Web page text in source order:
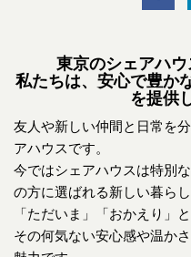
東京のシェアハ
私たちは、安心で豊か
を提供
友人や新しい仲間と日常を
アハウスです。
今ではシェアハウスは特別
の方に選ばれる新しい暮ら
「ただいま」「おかえり」
その何気ない安心感や温か